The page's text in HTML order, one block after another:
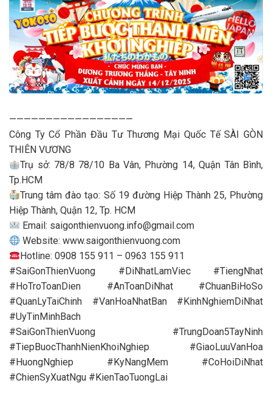
—————————————————
Công Ty Cổ Phần Đầu Tư Thương Mại Quốc Tế SÀI GÒN
THIÊN VƯƠNG
Trụ sở: 78/8 78/10 Ba Vân, Phường 14, Quận Tân Bình,
Tp.HCM
Trung tâm đào tạo: Số 19 đường Hiệp Thành 25, Phường
Hiệp Thành, Quận 12, Tp. HCM
Email: saigonthienvuong.info@gmail.com
Website: www.saigonthienvuong.com
Hotline: 0908 155 911 – 0963 155 911
#SaiGonThienVuong #DiNhatLamViec #TiengNhat
#HoTroToanDien #AnToanDiNhat #ChuanBiHoSo
#QuanLyTaiChinh #VanHoaNhatBan #KinhNghiemDiNhat
#UyTinMinhBach
#SaiGonThienVuong #TrungDoan5TayNinh
#TiepBuocThanhNienKhoiNghiep #GiaoLuuVanHoa
#HuongNghiep #KyNangMem #CoHoiDiNhat
#ChienSyXuatNgu #KienTaoTuongLai